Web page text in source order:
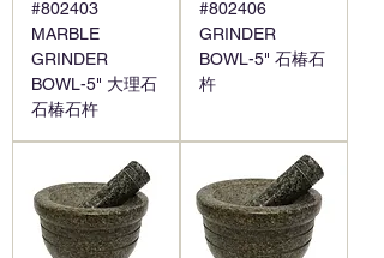
#802403
MARBLE
GRINDER
BOWL-5" 大理石
石椿石杵
#802406
GRINDER
BOWL-5" 石椿石
杵